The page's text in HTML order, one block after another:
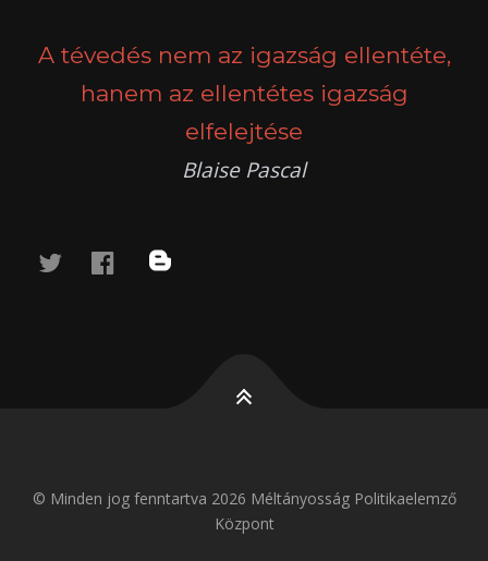
A tévedés nem az igazság ellentéte,
hanem az ellentétes igazság
elfelejtése
Blaise Pascal
twitterfacebook
blog
© Minden jog fenntartva 2026 Méltányosság Politikaelemző
Központ